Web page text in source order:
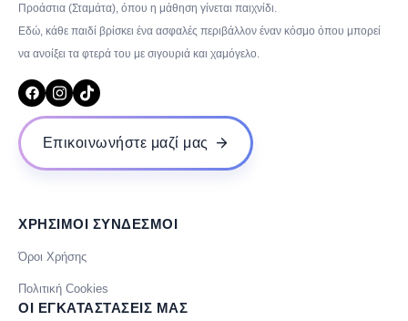
Προάστια (Σταμάτα), όπου η μάθηση γίνεται παιχνίδι.
Εδώ, κάθε παιδί βρίσκει ένα ασφαλές περιβάλλον έναν κόσμο όπου μπορεί
να ανοίξει τα φτερά του με σιγουριά και χαμόγελο.
Επικοινωνήστε μαζί μας
ΧΡΗΣΙΜΟΙ ΣΥΝΔΕΣΜΟΙ
Όροι Χρήσης
Πολιτική Cookies
ΟΙ ΕΓΚΑΤΑΣΤΑΣΕΙΣ ΜΑΣ